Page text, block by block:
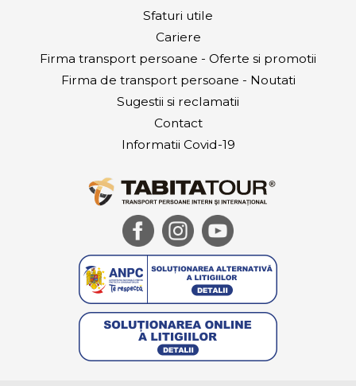
Sfaturi utile
Cariere
Firma transport persoane - Oferte si promotii
Firma de transport persoane - Noutati
Sugestii si reclamatii
Contact
Informatii Covid-19